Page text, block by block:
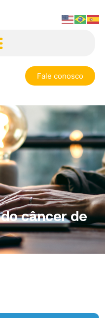
Fale conosco
câncer de